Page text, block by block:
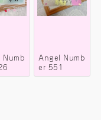
Numb
Angel Numb
er 551